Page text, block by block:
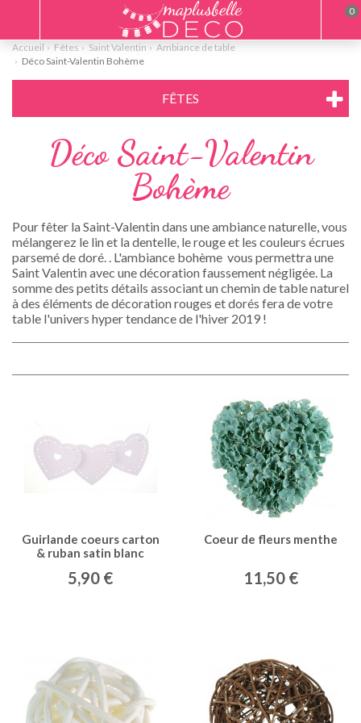
Accueil Fêtes Saint Valentin
Ambiance de table
Déco Saint-Valentin Bohème
FÊTES
Déco Saint-Valentin
Bohème
Pour fêter la Saint-Valentin dans une ambiance naturelle, vous
mélangerez le lin et la dentelle, le rouge et les couleurs écrues
parsemé de doré. . L'ambiance bohème vous permettra une
Saint Valentin avec une décoration faussement négligée. La
somme des petits détails associant un chemin de table naturel
à des éléments de décoration rouges et dorés fera de votre
table l'univers hyper tendance de l'hiver 2019 !
Guirlande coeurs carton
& ruban satin blanc
5,90 €
Coeur de fleurs menthe
11,50 €
0